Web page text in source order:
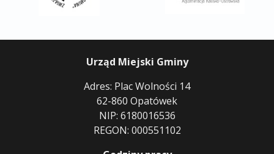
Urząd Miejski Gminy
Adres: Plac Wolności 14
62-860 Opatówek
NIP: 6180016536
REGON: 000551102